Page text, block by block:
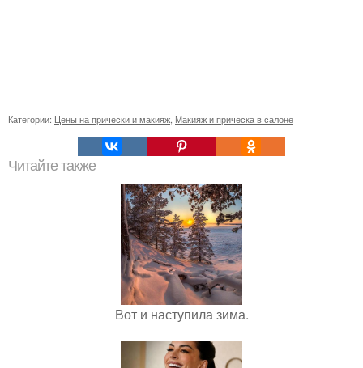
Категории: Цены на прически и макияж Макияж и прическа в салоне
Читайте также
Вот и наступила зима.